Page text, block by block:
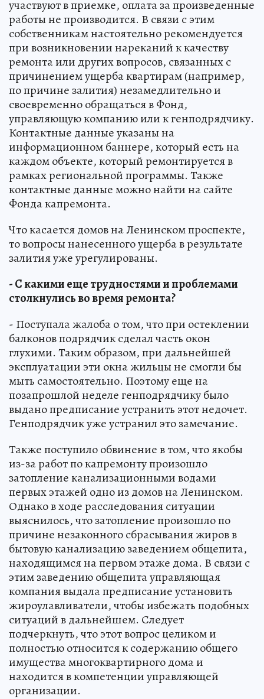
участвуют в приемке, оплата за произведенные
работы не производится. В связи с этим
собственникам настоятельно рекомендуется
при возникновении нареканий к качеству
ремонта или других вопросов, связанных с
причинением ущерба квартирам (например,
по причине залития) незамедлительно и
своевременно обращаться в Фонд,
управляющую компанию или к генподрядчику.
Контактные данные указаны на
информационном баннере, который есть на
каждом объекте, который ремонтируется в
рамках региональной программы. Также
контактные данные можно найти на сайте
Фонда капремонта.
Что касается домов на Ленинском проспекте,
то вопросы нанесенного ущерба в результате
залития уже урегулированы.
- С какими еще трудностями и проблемами
столкнулись во время ремонта?
- Поступала жалоба о том, что при остеклении
балконов подрядчик сделал часть окон
глухими. Таким образом, при дальнейшей
эксплуатации эти окна жильцы не смогли бы
мыть самостоятельно. Поэтому еще на
позапрошлой неделе генподрядчику было
выдано предписание устранить этот недочет.
Генподрядчик уже устранил это замечание.
Также поступило обвинение в том, что якобы
из-за работ по капремонту произошло
затопление канализационными водами
первых этажей одно из домов на Ленинском.
Однако в ходе расследования ситуации
выяснилось, что затопление произошло по
причине незаконного сбрасывания жиров в
бытовую канализацию заведением общепита,
находящимся на первом этаже дома. В связи с
этим заведению общепита управляющая
компания выдала предписание установить
жироулавливатели, чтобы избежать подобных
ситуаций в дальнейшем. Следует
подчеркнуть, что этот вопрос целиком и
полностью относится к содержанию общего
имущества многоквартирного дома и
находится в компетенции управляющей
организации.